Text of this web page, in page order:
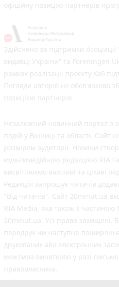
офіційну позицію партнерів
Здійснено за підтримки Асоціації
видавці України” та Foreningen
рамках реалізації проєкту Хаб
Погляди авторів не обов'язково
позицією партнерів
Незалежний новинний портал з
подій у Вінниці та області. Сайт
розміром аудиторії. Новини
мультимедійною редакцією RIA
висвітлюємо важливі та цікаві
Редакція запрошує читачів
"Від читачів". Сайт 20minut.ua
RIA Media, яка також є частиною
20minut.ua. Усі права захищені.
передрук чи наступне
друкованих або електронних
можлива винятково у разі
правовласника.